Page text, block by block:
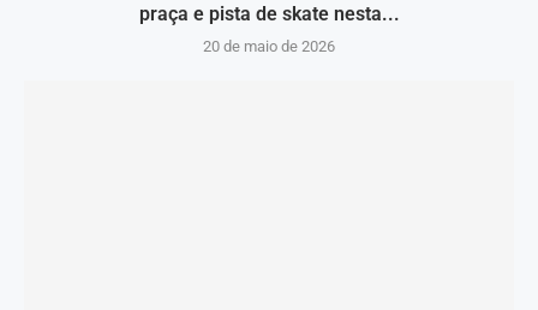
praça e pista de skate nesta...
20 de maio de 2026